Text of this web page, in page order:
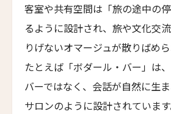
Hotel d'Inghilterra
ROMEO Napoli
高輪 花香路
TAKANAWA HANAKOHRO
客室や共有空間は「旅の途中の
るように設計され、旅や文化交
りげないオマージュが散りばめら
たとえば「ボダール・バー」は
バーではなく、会話が自然に生
サロンのように設計されていま